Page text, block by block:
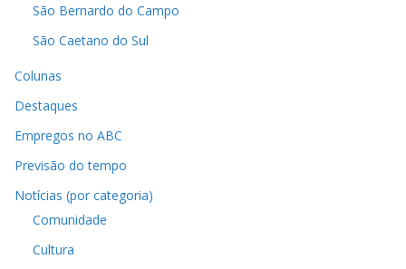
São Bernardo do Campo
São Caetano do Sul
Colunas
Destaques
Empregos no ABC
Previsão do tempo
Notícias (por categoria)
Comunidade
Cultura